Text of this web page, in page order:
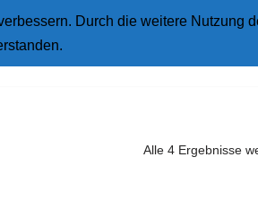
Alle 4 Ergebnisse
Durch die weitere Nutzung